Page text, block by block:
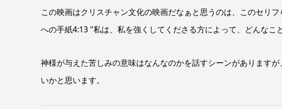
この映画はクリスチャン文化の映画だなぁと思うのは、このセリ
への手紙4:13 "私は、私を強くしてくださる方によって、どんなこ
神様が与えた苦しみの意味はなんなのかを話すシーンがあります
いかと思います。